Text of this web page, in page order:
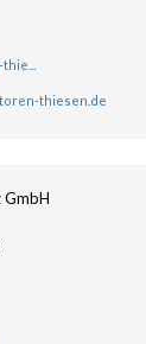
thiesen.de